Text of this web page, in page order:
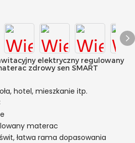
elektryczny regulowany
zdrowy sen SMART
hotel, mieszkanie itp.
materac
łatwa rama dopasowania